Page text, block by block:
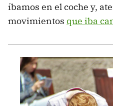
íbamos en el coche y,
movimientos que iba